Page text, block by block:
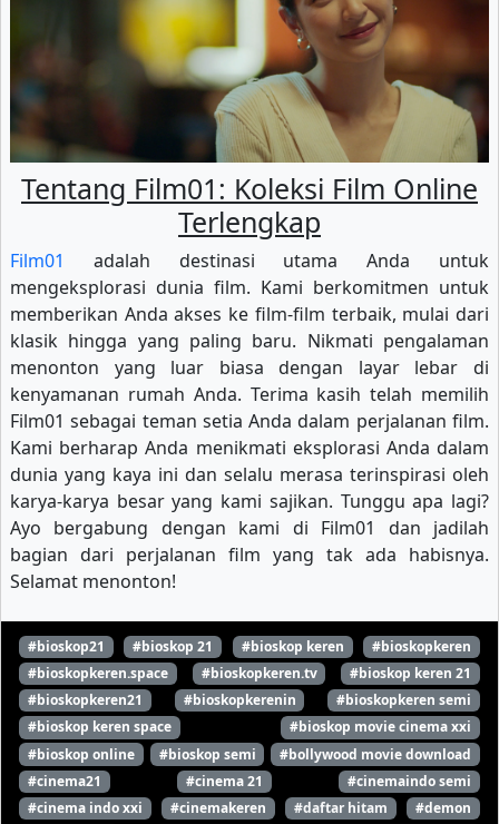
Tentang Film01: Koleksi Film Online
Terlengkap
Film01
adalah destinasi utama Anda untuk
mengeksplorasi dunia film. Kami berkomitmen untuk
memberikan Anda akses ke film-film terbaik, mulai dari
klasik hingga yang paling baru. Nikmati pengalaman
menonton yang luar biasa dengan layar lebar di
kenyamanan rumah Anda. Terima kasih telah memilih
Film01 sebagai teman setia Anda dalam perjalanan film.
Kami berharap Anda menikmati eksplorasi Anda dalam
dunia yang kaya ini dan selalu merasa terinspirasi oleh
karya-karya besar yang kami sajikan. Tunggu apa lagi?
Ayo bergabung dengan kami di Film01 dan jadilah
bagian dari perjalanan film yang tak ada habisnya.
Selamat menonton!
#bioskop21 #bioskop 21 #bioskop keren
#bioskopkeren
#bioskopkeren.space
#bioskopkeren.tv
#bioskop keren 21
#bioskopkeren21
#bioskopkerenin
#bioskopkeren semi
#bioskop keren space
#bioskop movie cinema xxi
#bioskop online
#bioskop semi
#bollywood movie download
#cinema21
#cinema 21
#cinemaindo semi
#cinema indo xxi
#cinemakeren #daftar hitam
#demon